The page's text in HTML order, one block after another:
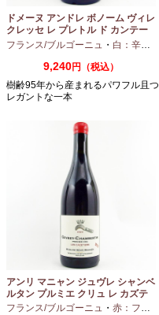
ドメーヌ アンドレ ボノーム ヴィレ
クレッセ レ プレトル ド カンテー
ヌ 2023 750ml
フランス/ブルゴーニュ ・ 白：辛口
9,240円（税込）
樹齢95年から産まれるパワフル且
レガントな一本
アンリ マニャン ジュヴレ シャンベ
ルタン プルミエ クリュ レ カズテ
ィエ エルバージュ 24 モワ 2023
フランス/ブルゴーニュ ・ 赤：フルボディ